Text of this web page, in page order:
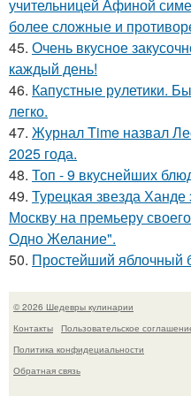
учительницей Афиной
более сложные и
45. Очень вкусное
каждый день!
46. Капустные рулетики.
легко.
47. Журнал Time назвал
2025 года.
48. Топ - 9 вкуснейших
49. Турецкая звезда
Москву на премьеру
Одно Желание".
50. Простейший яблочный
© 2026 Шедевры кулинарии
Контакты
Пользовательское
Политика конфидециальности
Обратная связь